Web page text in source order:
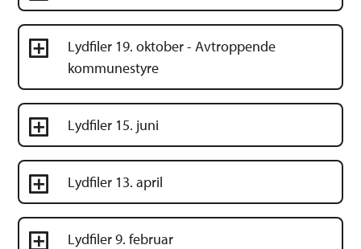
Lydfiler 19. oktober - Avtroppende
kommunestyre
Lydfiler 15. juni
Lydfiler 13. april
Lydfiler 9. februar